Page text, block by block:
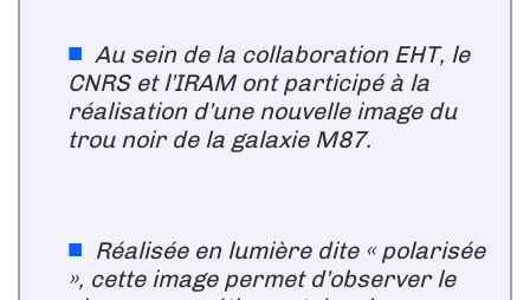
Au sein de la collaboration EHT, le
CNRS et l’IRAM ont participé à la
réalisation d’une nouvelle image du
trou noir de la galaxie M87.
Réalisée en lumière dite « polarisée
», cette image permet d’observer le